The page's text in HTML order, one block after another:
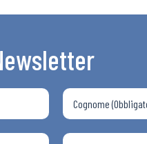
Chi Siamo